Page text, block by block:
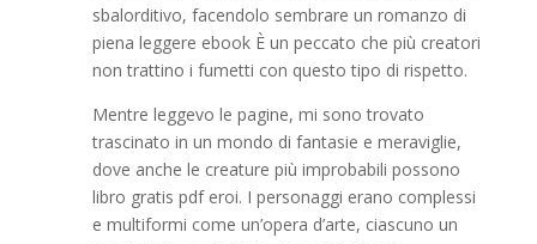
sbalorditivo, facendolo sembrare un romanzo di
piena leggere ebook È un peccato che più creatori
non trattino i fumetti con questo tipo di rispetto.
Mentre leggevo le pagine, mi sono trovato
trascinato in un mondo di fantasie e meraviglie,
dove anche le creature più improbabili possono
libro gratis pdf eroi. I personaggi erano complessi
e multiformi come un’opera d’arte, ciascuno un